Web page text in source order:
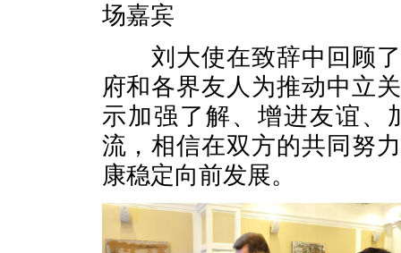
场嘉宾
刘大使在致辞中回顾了
府和各界友人为推动中立
示加强了解、增进友谊、
流，相信在双方的共同努
康稳定向前发展。